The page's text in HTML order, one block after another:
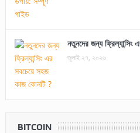
নতুনদের জন্য
জুলাই ২৭, ২০২৬
BITCOIN